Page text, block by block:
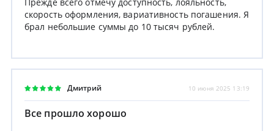
Прежде всего отмечу доступность, лояльность,
скорость оформления, вариативность погашения. Я
брал небольшие суммы до 10 тысяч рублей.
Дмитрий 10 июня 2025 13:19
Все прошло хорошо